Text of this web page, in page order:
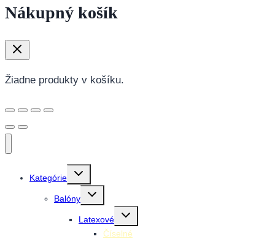
Nákupný košík
Žiadne produkty v košíku.
Kategórie
Toggle
menu
Balóny
Toggle
Latexové
Toggle
menu
Číselné